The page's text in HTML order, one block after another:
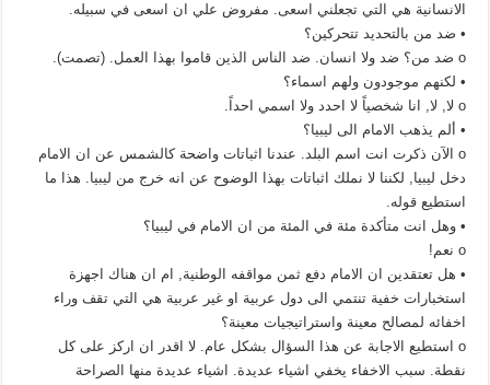
الانسانية هي التي تجعلني اسعى. مفروض علي ان اسعى في سبيله.
• ضد من بالتحديد تتحركين؟
o ضد من؟ ضد ولا انسان. ضد الناس الذين قاموا بهذا العمل. (تصمت).
• لكنهم موجودون ولهم اسماء؟
o لا, لا, انا شخصياً لا احدد ولا اسمي احداً.
• ألم يذهب الامام الى ليبيا؟
o الآن ذكرت انت اسم البلد. عندنا اثباتات واضحة كالشمس عن ان الامام
دخل ليبيا, لكننا لا نملك اثباتات بهذا الوضوح عن انه خرج من ليبيا. هذا ما
استطيع قوله.
• وهل انت متأكدة مئة في المئة من ان الامام في ليبيا؟
o نعم!
• هل تعتقدين ان الامام دفع ثمن مواقفه الوطنية, ام ان هناك اجهزة
استخبارات خفية تنتمي الى دول عربية او غير عربية هي التي تقف وراء
اخفائه لمصالح معينة واستراتيجيات معينة؟
o استطيع الاجابة عن هذا السؤال بشكل عام. لا اقدر ان اركز على كل
نقطة. سبب الاخفاء يخفي اشياء عديدة. اشياء عديدة منها الصراحة